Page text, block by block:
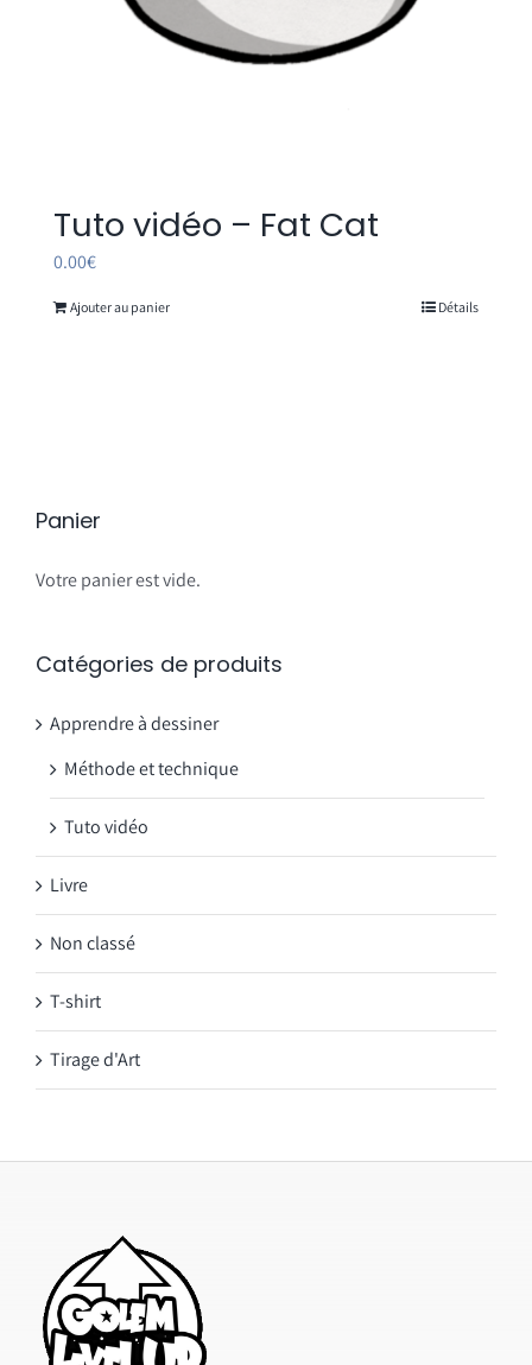
Tuto vidéo – Fat Cat
0.00€
Ajouter au panier Détails
Panier
Votre panier est vide.
Catégories de produits
Apprendre à dessiner
Méthode et technique
Tuto vidéo
Livre
Non classé
T-shirt
Tirage d'Art